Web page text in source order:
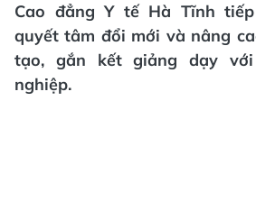
Cao đẳng Y tế Hà Tĩnh
quyết tâm đổi mới và nâng
tạo, gắn kết giảng dạy
nghiệp.